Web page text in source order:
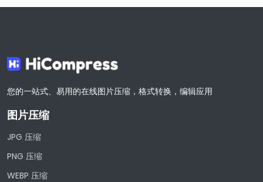
您的一站式、易用的在线图片压缩，格式转换，编辑应用
图片压缩
JPG 压缩
PNG 压缩
WEBP 压缩